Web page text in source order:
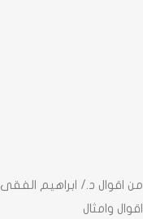
من اقوال د./ ابراهيم الفقى
اقوال وامثال